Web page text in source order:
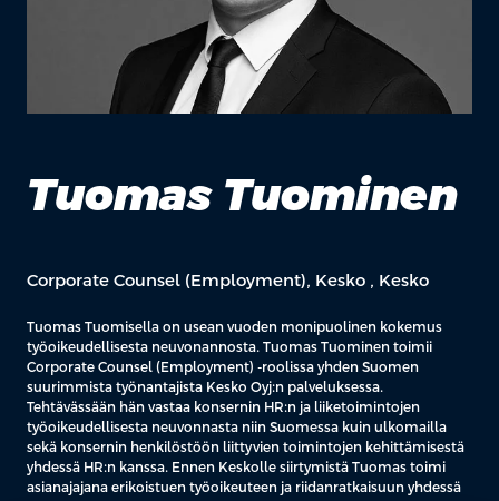
Tuomas Tuominen
Corporate Counsel (Employment), Kesko , Kesko
Tuomas Tuomisella on usean vuoden monipuolinen kokemus
työoikeudellisesta neuvonannosta. Tuomas Tuominen toimii
Corporate Counsel (Employment) -roolissa yhden Suomen
suurimmista työnantajista Kesko Oyj:n palveluksessa.
Tehtävässään hän vastaa konsernin HR:n ja liiketoimintojen
työoikeudellisesta neuvonnasta niin Suomessa kuin ulkomailla
sekä konsernin henkilöstöön liittyvien toimintojen kehittämisestä
yhdessä HR:n kanssa. Ennen Keskolle siirtymistä Tuomas toimi
asianajajana erikoistuen työoikeuteen ja riidanratkaisuun yhdessä